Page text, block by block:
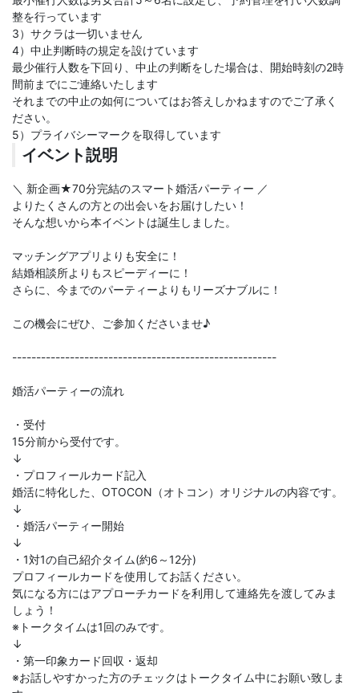
整を行っています
3）サクラは一切いません
4）中止判断時の規定を設けています
最少催行人数を下回り、中止の判断をした場合は、開始時刻の2時
間前までにご連絡いたします
それまでの中止の如何についてはお答えしかねますのでご了承く
ださい。
5）プライバシーマークを取得しています
イベント説明
＼ 新企画★70分完結のスマート婚活パーティー ／
よりたくさんの方との出会いをお届けしたい！
そんな想いから本イベントは誕生しました。
マッチングアプリよりも安全に！
結婚相談所よりもスピーディーに！
さらに、今までのパーティーよりもリーズナブルに！
この機会にぜひ、ご参加くださいませ♪
-------------------------------------------------------
婚活パーティーの流れ
・受付
15分前から受付です。
↓
・プロフィールカード記入
婚活に特化した、OTOCON（オトコン）オリジナルの内容です。
↓
・婚活パーティー開始
↓
・1対1の自己紹介タイム(約6～12分)
プロフィールカードを使用してお話ください。
気になる方にはアプローチカードを利用して連絡先を渡してみま
しょう！
※トークタイムは1回のみです。
↓
・第一印象カード回収・返却
※お話しやすかった方のチェックはトークタイム中にお願い致しま